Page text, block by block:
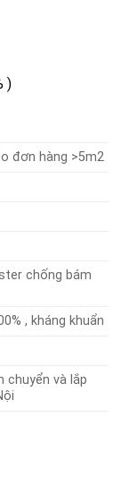
)
đơn hàng >5m2
chống bám
, kháng khuẩn
chuyển và lắp